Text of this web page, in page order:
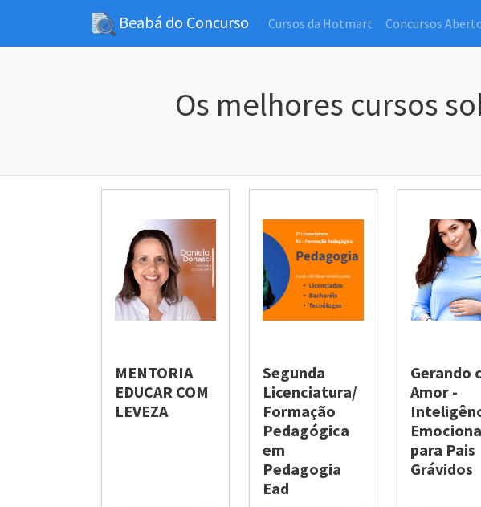
Beabá do Concurso Cursos da Hotmart Concursos
Os melhores cursos
MENTORIA
EDUCAR COM
LEVEZA
Segunda
Licenciatura/
Formação
Pedagógica
em
Pedagogia
Ead
Gerando
Amor -
para Pais
Grávidos